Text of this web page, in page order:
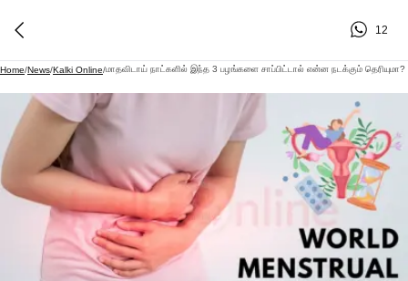
12
Home/News/Kalki Online/மாதவிடாய் நாட்களில் இந்த 3 பழங்களை சாப்பிட்டால் என்ன நடக்கும் தெரியுமா?